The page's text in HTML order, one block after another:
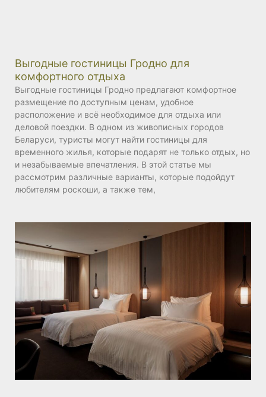
Выгодные гостиницы Гродно для
комфортного отдыха
Выгодные гостиницы Гродно предлагают комфортное
размещение по доступным ценам, удобное
расположение и всё необходимое для отдыха или
деловой поездки. В одном из живописных городов
Беларуси, туристы могут найти гостиницы для
временного жилья, которые подарят не только отдых, но
и незабываемые впечатления. В этой статье мы
рассмотрим различные варианты, которые подойдут
любителям роскоши, а также тем,